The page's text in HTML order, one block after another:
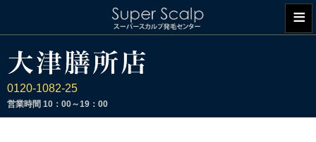
0120-1082-25
営業時間 10：00～19：00
≡